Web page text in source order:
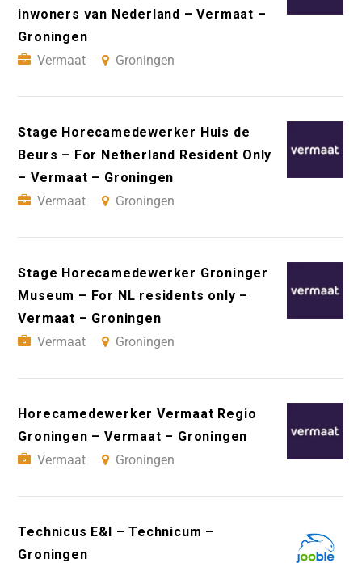
inwoners van Nederland – Vermaat –
Groningen
Vermaat
Groningen
Stage Horecamedewerker Huis de
Beurs – For Netherland Resident Only
– Vermaat – Groningen
Vermaat
Groningen
Stage Horecamedewerker Groninger
Museum – For NL residents only –
Vermaat – Groningen
Vermaat
Groningen
Horecamedewerker Vermaat Regio
Groningen – Vermaat – Groningen
Vermaat
Groningen
Technicus E&I – Technicum –
Groningen